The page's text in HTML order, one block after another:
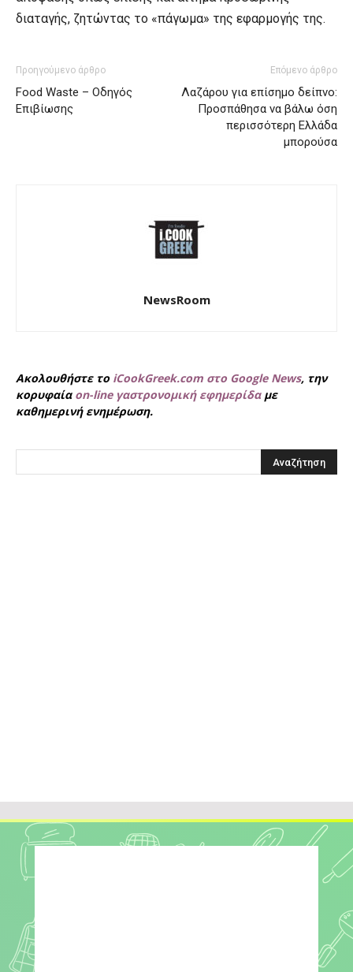
διαταγής, ζητώντας το «πάγωμα» της εφαρμογής της.
Προηγούμενο άρθρο
Food Waste – Oδηγός
Επιβίωσης
Επόμενο άρθρο
Λαζάρου για επίσημο δείπνο:
Προσπάθησα να βάλω όση
περισσότερη Ελλάδα
μπορούσα
NewsRoom
Ακολουθήστε το iCookGreek.com στο Google News, την
κορυφαία on-line γαστρονομική εφημερίδαμε
καθημερινή ενημέρωση.